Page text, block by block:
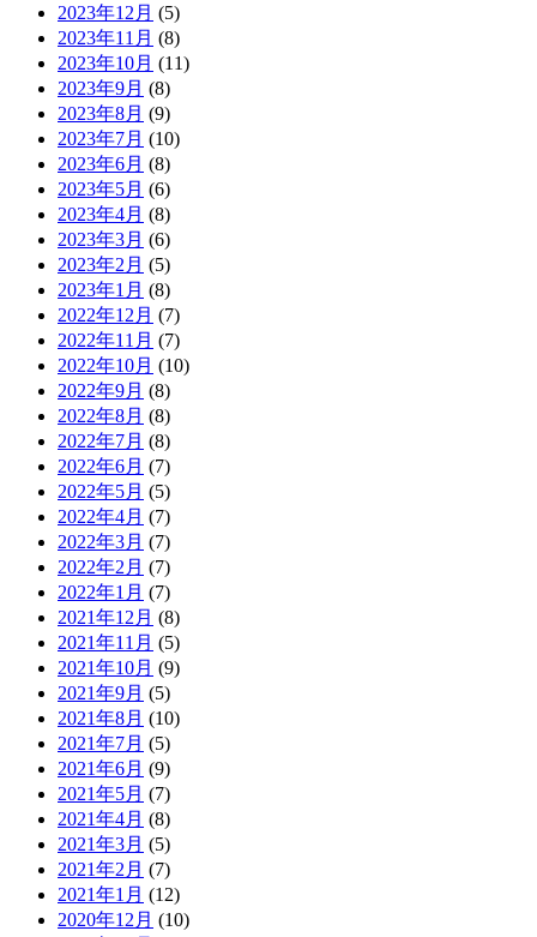
2023年12月 (5)
2023年11月 (8)
2023年10月 (11)
2023年9月 (8)
2023年8月 (9)
2023年7月 (10)
2023年6月 (8)
2023年5月 (6)
2023年4月 (8)
2023年3月 (6)
2023年2月 (5)
2023年1月 (8)
2022年12月 (7)
2022年11月 (7)
2022年10月 (10)
2022年9月 (8)
2022年8月 (8)
2022年7月 (8)
2022年6月 (7)
2022年5月 (5)
2022年4月 (7)
2022年3月 (7)
2022年2月 (7)
2022年1月 (7)
2021年12月 (8)
2021年11月 (5)
2021年10月 (9)
2021年9月 (5)
2021年8月 (10)
2021年7月 (5)
2021年6月 (9)
2021年5月 (7)
2021年4月 (8)
2021年3月 (5)
2021年2月 (7)
2021年1月 (12)
2020年12月 (10)